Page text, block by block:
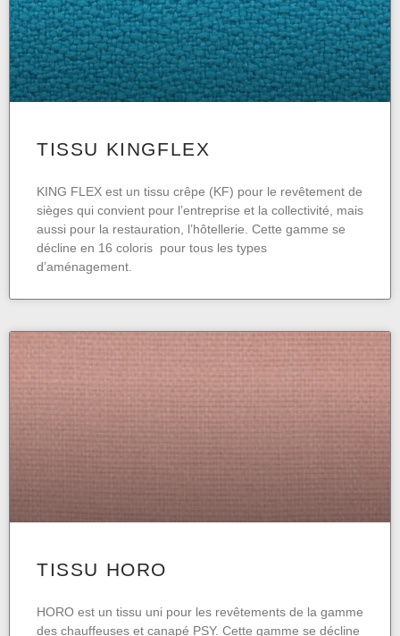
TISSU KINGFLEX
KING FLEX est un tissu crêpe (KF) pour le revêtement de
sièges qui convient pour l’entreprise et la collectivité, mais
aussi pour la restauration, l’hôtellerie. Cette gamme se
décline en 16 coloris pour tous les types
d’aménagement.
TISSU HORO
HORO est un tissu uni pour les revêtements de la gamme
des chauffeuses et canapé PSY. Cette gamme se décline